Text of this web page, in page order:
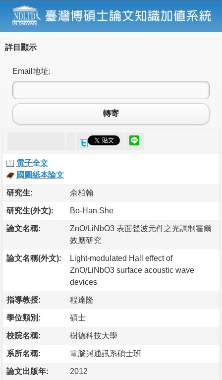
詳目顯示
Email地址:
轉寄
電子全文
國圖紙本論文
研究生: 佘柏翰
研究生(外文): Bo-Han She
論文名稱:
ZnO/LiNbO3 表面聲波元件之光調制霍爾
效應研究
論文名稱(外文):
Light-modulated Hall effect of
ZnO/LiNbO3 surface acoustic wave
devices
指導教授: 程達隆
學位類別: 碩士
校院名稱: 樹德科技大學
系所名稱: 電腦與通訊系碩士班
論文出版年: 2012